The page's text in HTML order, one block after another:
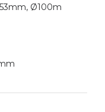
Ø100m